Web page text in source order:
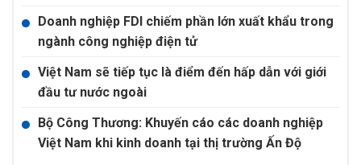
Doanh nghiệp FDI chiếm phần lớn xuất khẩu trong
ngành công nghiệp điện tử
Việt Nam sẽ tiếp tục là điểm đến hấp dẫn với giới
đầu tư nước ngoài
Bộ Công Thương: Khuyến cáo các doanh nghiệp
Việt Nam khi kinh doanh tại thị trường Ấn Độ